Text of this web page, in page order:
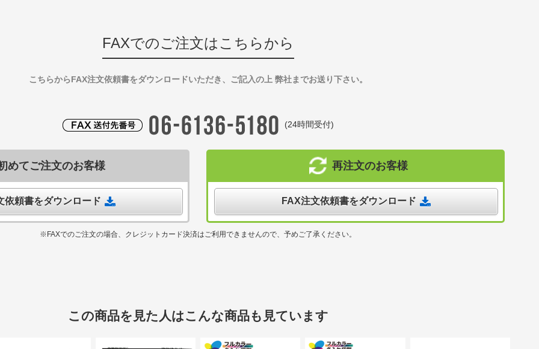
FAXでのご注文はこちらから
こちらからFAX注文依頼書をダウンロードいただき、ご記入の上 弊社までお送り下さい。
(24時間受付)
めてご注文のお客様
依頼書をダウンロード
再注文のお客様
FAX注文依頼書をダウンロード
※FAXでのご注文の場合、クレジットカード決済はご利用できませんので、予めご了承ください。
この商品を見た人はこんな商品も見ています